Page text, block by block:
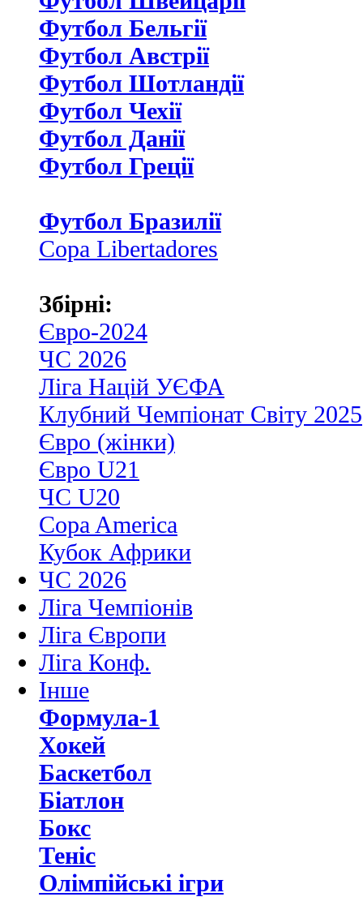
Футбол Бельгії
Футбол Австрії
Футбол Шотландії
Футбол Чехії
Футбол Данії
Футбол Греції
Футбол Бразилії
Copa Libertadores
Збірні:
Євро-2024
ЧС 2026
Ліга Націй УЄФА
Клубний Чемпіонат Світу 2025
Євро (жінки)
Євро U21
ЧС U20
Copa America
Кубок Африки
ЧС 2026
Ліга Чемпіонів
Ліга Європи
Ліга Конф.
Інше
Формула-1
Хокей
Баскетбол
Біатлон
Бокс
Теніс
Олімпійські ігри